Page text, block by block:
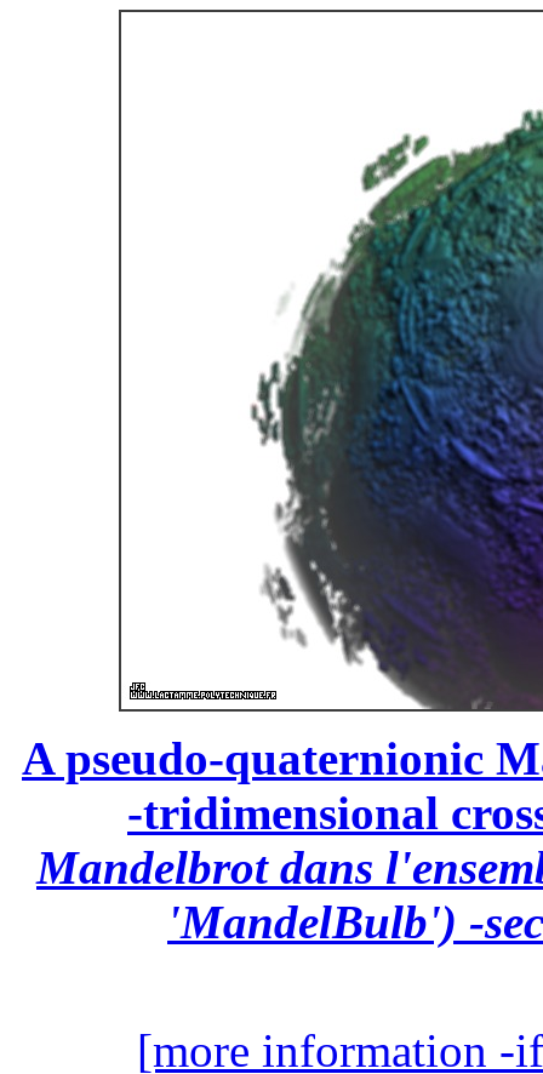
A pseudo-quaternionic
-tridimensional
Mandelbrot dans
'MandelBulb') -
[more information -